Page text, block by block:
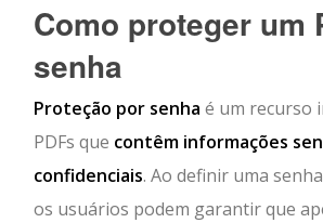
Como proteger um
senha
Proteção por senha é um recurso
PDFs que contêm informações
confidenciais. Ao definir uma
os usuários podem garantir que